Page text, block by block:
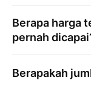
Berapa harga
pernah
Berapakah